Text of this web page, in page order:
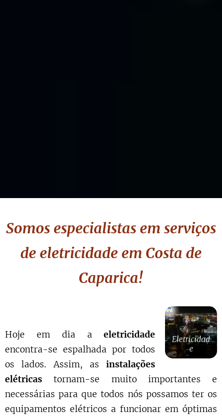
Somos especialistas em serviços
de eletricidade em Costa de
Caparica!
Eletricidad
e
Hoje em dia aeletricidade
encontra-se espalhada por todos
os lados. Assim, asinstalações
elétricas tornam-se muito importantes e
necessárias para que todos nós possamos ter os
equipamentos elétricos a funcionar em óptimas